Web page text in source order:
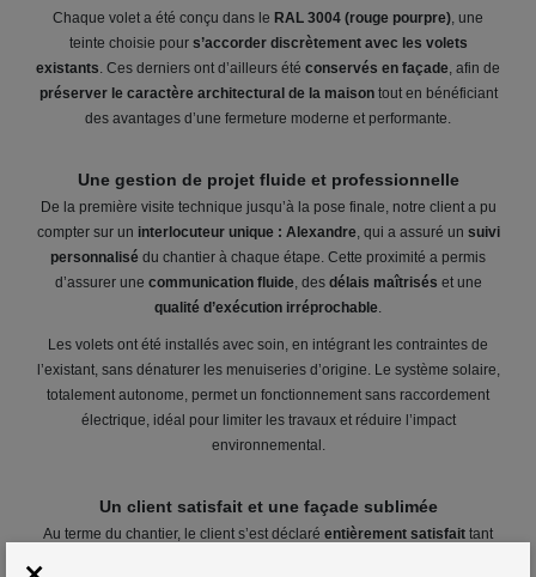
Chaque volet a été conçu dans le RAL 3004 (rouge pourpre), une
teinte choisie pour s’accorder discrètement avec les volets
existants. Ces derniers ont d’ailleurs été conservés en façade, afin de
préserver le caractère architectural de la maisontout en bénéficiant
des avantages d’une fermeture moderne et performante.
Une gestion de projet fluide et professionnelle
De la première visite technique jusqu’à la pose finale, notre client a pu
compter sur un interlocuteur unique : Alexandre, qui a assuré un suivi
personnalisé du chantier à chaque étape. Cette proximité a permis
d’assurer une communication fluide, des délais maîtrisés et une
qualité d’exécution irréprochable.
Les volets ont été installés avec soin, en intégrant les contraintes de
l’existant, sans dénaturer les menuiseries d’origine. Le système solaire,
totalement autonome, permet un fonctionnement sans raccordement
électrique, idéal pour limiter les travaux et réduire l’impact
environnemental.
Un client satisfait et une façade sublimée
Au terme du chantier, le client s’est déclaré entièrement satisfait tant